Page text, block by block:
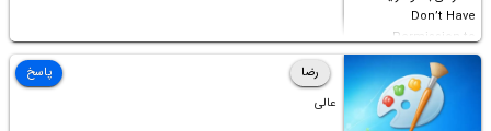
Don’t Have
Permission to
Access this folder
رضا
عالی
پاسخ